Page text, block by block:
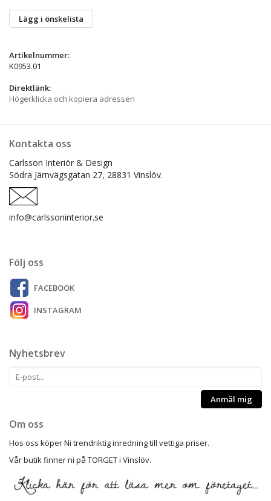
Lägg i önskelista
Artikelnummer:
K0953.01
Direktlänk:
Högerklicka och kopiera adressen
Kontakta oss
Carlsson Interiör & Design
Södra Järnvägsgatan 27, 28831 Vinslöv.
info@carlssoninterior.se
Följ oss
FACEBOOK
INSTAGRAM
Nyhetsbrev
Anmäl mig
Om oss
Hos oss köper Ni trendriktig inredning till vettiga priser.
Vår butik finner ni på TORGET i Vinslöv.